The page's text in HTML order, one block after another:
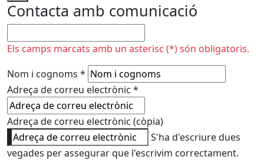
Contacta amb comunicació
Els camps marcats amb un asterisc (*) són obligatoris.
Nom i cognoms *
Adreça de correu electrònic *
Adreça de correu electrònic (còpia)
S'ha d'escriure dues
vegades per assegurar que l'escrivim correctament.